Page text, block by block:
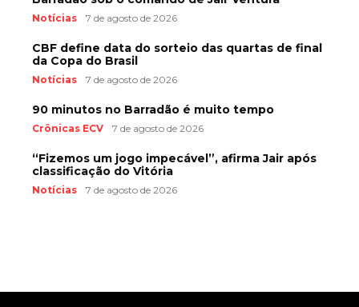
Notícias 7 de agosto de 2026
CBF define data do sorteio das quartas de final
da Copa do Brasil
Notícias 7 de agosto de 2026
90 minutos no Barradão é muito tempo
Crônicas ECV 7 de agosto de 2026
“Fizemos um jogo impecável”, afirma Jair após
classificação do Vitória
Notícias 7 de agosto de 2026